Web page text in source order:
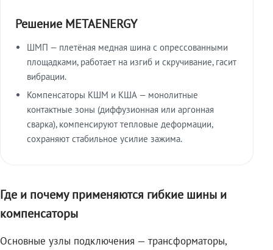
Решение METAENERGY
ШМП — плетёная медная шина с опрессованными
площадками, работает на изгиб и скручивание, гасит
вибрации.
Компенсаторы КШМ и КША — монолитные
контактные зоны (диффузионная или аргонная
сварка), компенсируют тепловые деформации,
сохраняют стабильное усилие зажима.
Где и почему применяются гибкие шины и
компенсаторы
Основные узлы подключения — трансформаторы,